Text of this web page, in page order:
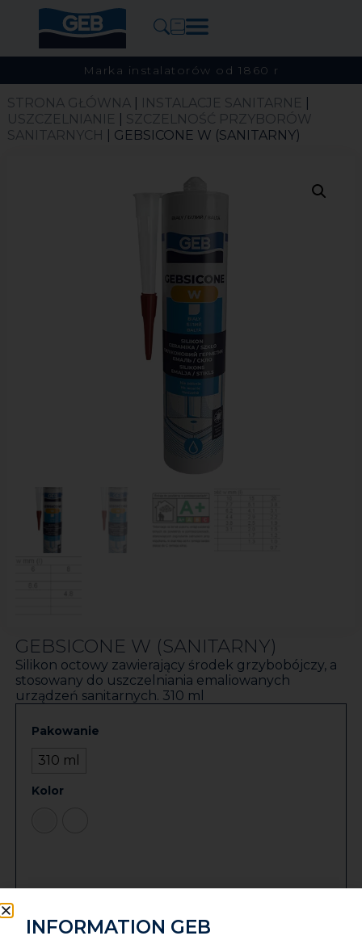
Marka instalatorów od 1860 r
STRONA GŁÓWNA| INSTALACJE SANITARNE
USZCZELNIANIE
SZCZELNOŚĆ PRZYBORÓW
SANITARNYCH
| GEBSICONE W (SANITARNY)
GEBSICONE W (SANITARNY)
Silikon octowy zawierający środek grzybobójczy, a
stosowany do uszczelniania emaliowanych
urządzeń sanitarnych. 310 ml
Pakowanie
310 ml
Kolor
INFORMATION GEB